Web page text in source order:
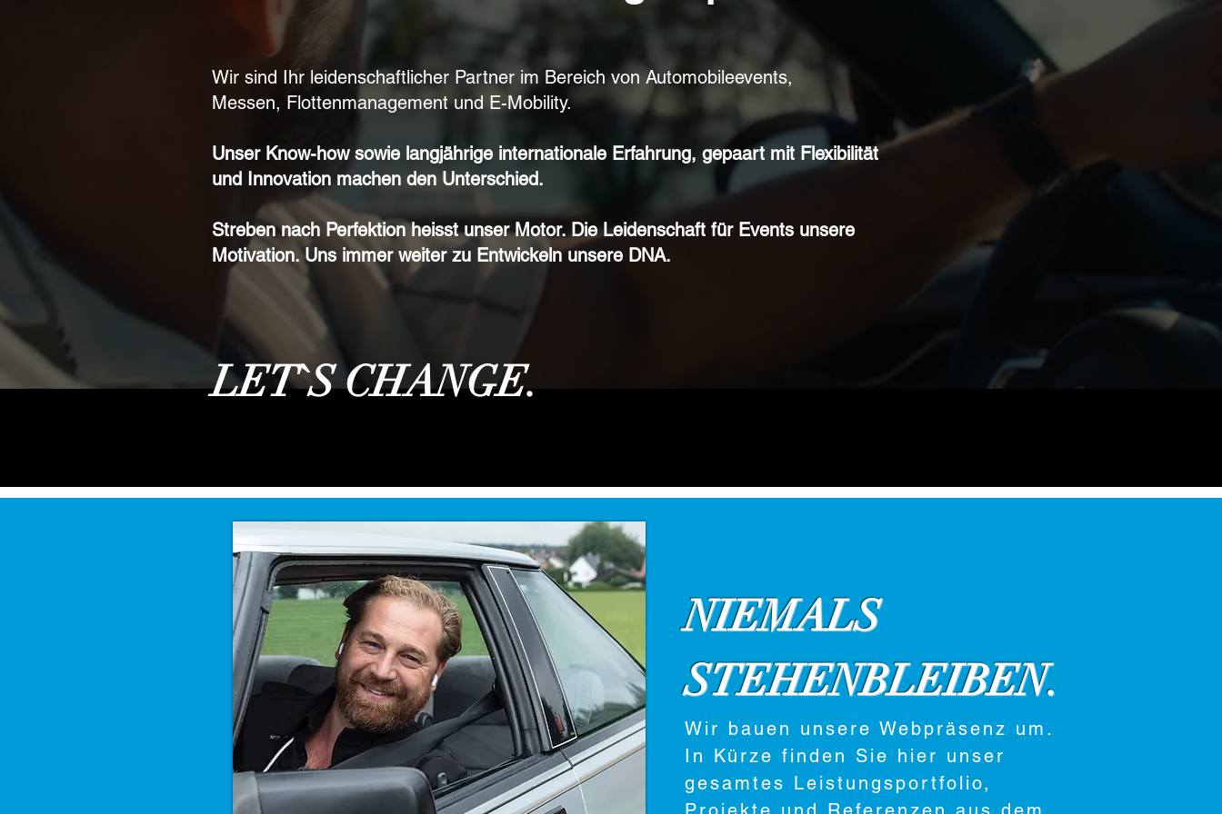
Wir sind Ihr leidenschaftlicher Partner im Bereich von Automobileevents,
Messen, Flottenmanagement und E-Mobility.
Unser Know-how sowie langjährige internationale Erfahrung, gepaart mit Flexibilität
und Innovation machen den Unterschied.
Streben nach Perfektion heisst unser Motor. Die Leidenschaft für Events unsere
Motivation. Uns immer weiter zu Entwickeln unsere DNA.
LET`S CHANGE.
NIEMALS
STEHENBLEIBEN.
Wir bauen unsere Webpräsenz um.
In Kürze finden Sie hier unser
gesamtes Leistungsportfolio,